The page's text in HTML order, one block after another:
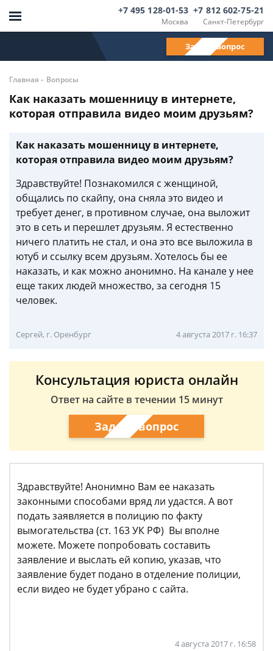
Москва
+7 495 128-01-53
Санкт-Петербург
+7 812 602-75-21
Задать вопрос
Главная - Вопросы
Как наказать мошенницу в интернете,
которая отправила видео моим друзьям?
Как наказать мошенницу в интернете,
которая отправила видео моим друзьям?
Здравствуйте! Познакомился с женщиной,
общались по скайпу, она сняла это видео и
требует денег, в противном случае, она выложит
это в сеть и перешлет друзьям. Я естественно
ничего платить не стал, и она это все выложила в
ютуб и ссылку всем друзьям. Хотелось бы ее
наказать, и как можно анонимно. На канале у нее
еще таких людей множество, за сегодня 15
человек.
Сергей, г. Оренбург 4 августа 2017 г. 16:37
Консультация юриста онлайн
Ответ на сайте в течении 15 минут
Задать вопрос
Здравствуйте! Анонимно Вам ее наказать
законными способами вряд ли удастся. А вот
подать заявляется в полицию по факту
вымогательства (ст. 163 УК РФ) Вы вполне
можете. Можете попробовать составить
заявление и выслать ей копию, указав, что
заявление будет подано в отделение полиции,
если видео не будет убрано с сайта.
4 августа 2017 г. 16:58